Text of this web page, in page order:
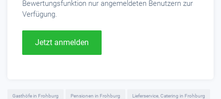
Bewertungsfunktion nur angemeldeten Benutzern zur
Verfügung.
Jetzt anmelden
Gasthöfe in Frohburg Pensionen in Frohburg Lieferservice, Catering in Frohburg